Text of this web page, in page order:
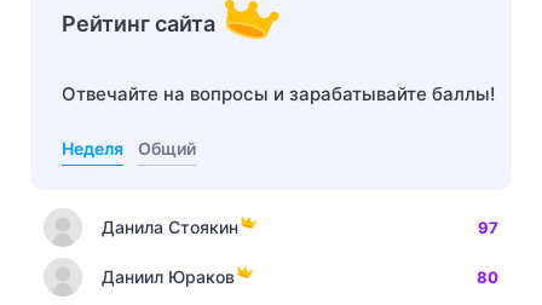
Рейтинг сайта
Отвечайте на вопросы и зарабатывайте баллы!
Неделя Общий
Данила Стоякин 97
Даниил Юраков 80